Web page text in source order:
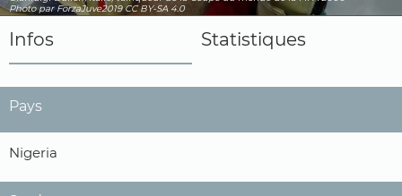
Photo par ForzaJuve2019CC BY-SA 4.0
Infos Statistiques
Pays
Nigeria